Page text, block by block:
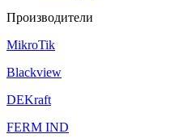
Производители
MikroTik
Blackview
DEKraft
FERM IND